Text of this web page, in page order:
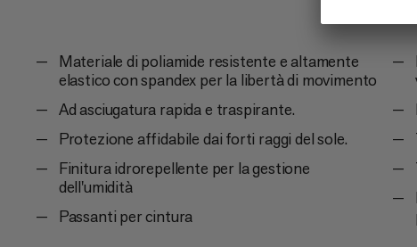
Materiale di poliamide resistente e altamente
elastico con spandex per la libertà di movimento
Ad asciugatura rapida e traspirante.
Protezione affidabile dai forti raggi del sole.
Finitura idrorepellente per la gestione
dell'umidità
Passanti per cintura